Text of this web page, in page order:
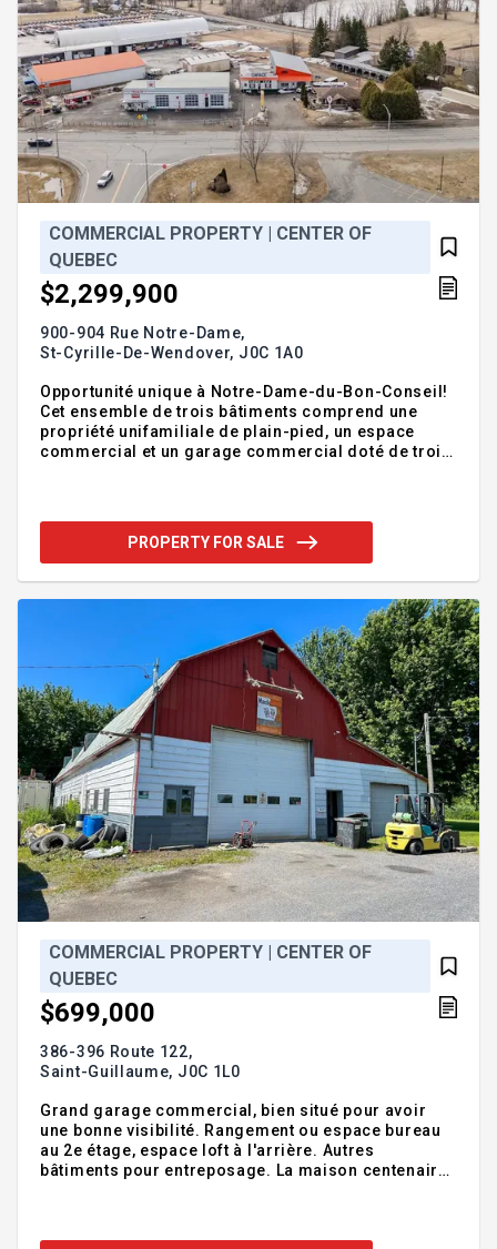
COMMERCIAL PROPERTY | CENTER OF
QUEBEC
$2,299,900
900-904 Rue Notre-Dame,
St-Cyrille-De-Wendover, J0C 1A0
Opportunité unique à Notre-Dame-du-Bon-Conseil!
Cet ensemble de trois bâtiments comprend une
propriété unifamiliale de plain-pied, un espace
commercial et un garage commercial doté de trois
20, cet emplacement offre une visibilité et un accès
exceptionnels. Le tout repose sur un vaste terrain
Addendum:Incusions:Évaluation agréé 2025, phase
PROPERTY FOR SALE
COMMERCIAL PROPERTY | CENTER OF
QUEBEC
$699,000
386-396 Route 122,
Saint-Guillaume, J0C 1L0
Grand garage commercial, bien situé pour avoir
une bonne visibilité. Rangement ou espace bureau
au 2e étage, espace loft à l'arrière. Autres
bâtiments pour entreposage. La maison centenaire